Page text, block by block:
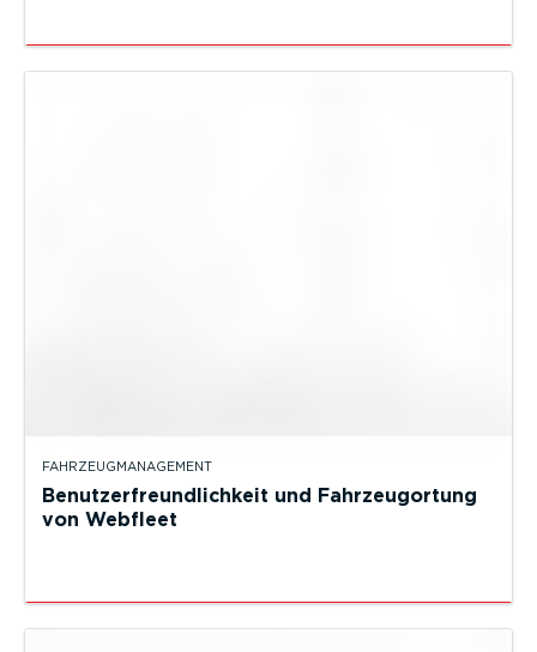
FAHRZEUGMANAGEMENT
Benutzerfreundlichkeit und Fahrzeugortung
von Webfleet